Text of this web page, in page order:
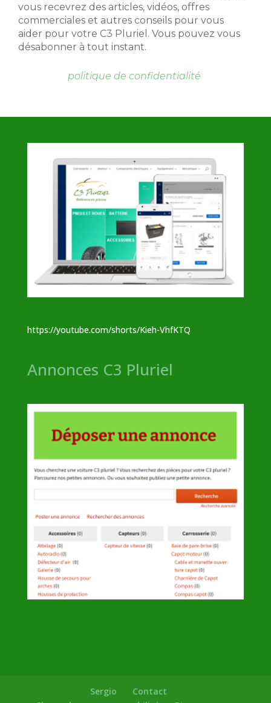
vous recevrez des articles, vidéos, offres
commerciales et autres conseils pour vous
aider pour votre C3 Pluriel. Vous pouvez vous
désabonner à tout instant.
politique de confidentialité
https://youtube.com/shorts/Kieh-VhfKTQ
Annonces C3 Pluriel
Sergio
Contact